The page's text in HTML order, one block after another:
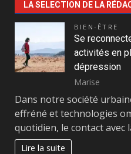
LA SELECTION DE LA
BIEN-ÊTRE
Se
activités en
dépression
Marise
Dans notre société
effréné et technologies
quotidien, le contact avec
Lire la suite